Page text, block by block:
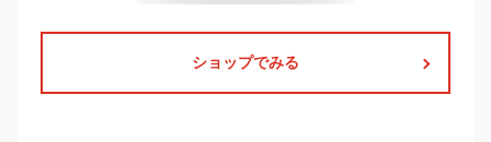
ショップでみる